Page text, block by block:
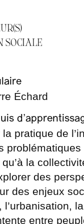
SOCIALE
Échard
pratique de
problématiques
la
des
des enjeux
l’urbanisation,
entre